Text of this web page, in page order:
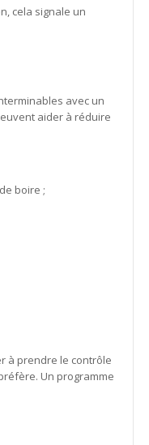
cela signale un
avec un
aider à réduire
boire ;
à prendre le contrôle
Un programme